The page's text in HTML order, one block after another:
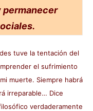
tuve la tentación del
el sufrimiento
muerte. Siempre habrá
irreparable… Dice
verdaderamente